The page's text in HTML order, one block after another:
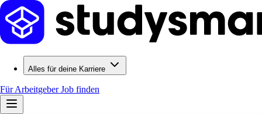
Alles für deine Karriere
Für ArbeitgeberJob finden